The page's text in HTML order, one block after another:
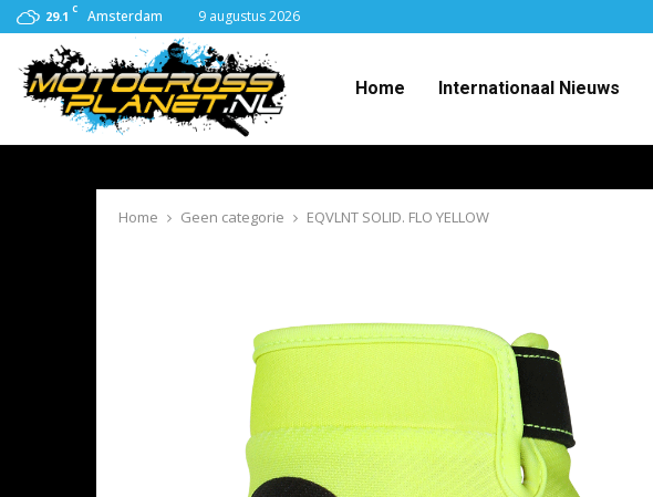
29.1 C Amsterdam 9 augustus 2026
Home Internationaal Nieuws
Home Geen categorie EQVLNT SOLID. FLO YELLOW